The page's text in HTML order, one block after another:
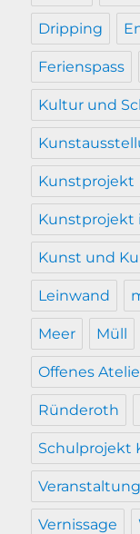
Dripping
Ferienspass
Kultur und
Kunstprojekt
Kunstprojekt
Kunst und
Leinwand
Meer Müll
Offenes
Ründeroth
Schulprojekt
Vernissage